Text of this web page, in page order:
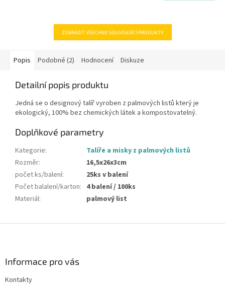
ZOBRAZIT VŠECHNY SOUVISEJÍCÍ PRODUKTY
Popis Podobné (2) Hodnocení Diskuze
Detailní popis produktu
Jedná se o designový talíř vyroben z palmových listů který je
ekologický, 100% bez chemických látek a kompostovatelný.
Doplňkové parametry
Kategorie:
Talíře a misky z palmových listů
Rozměr:
16,5x26x3cm
počet ks/balení:
25ks v balení
Počet balalení/karton: 4 balení / 100ks
Materiál: palmový list
Informace pro vás
Kontakty